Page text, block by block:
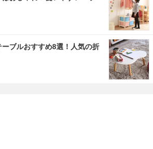
ブルおすすめ8選！人気の折